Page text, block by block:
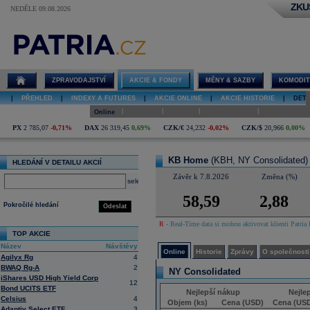
NEDĚLE 09.08.2026
KB Home
ZPRAVODAJSTVÍ AKCIE & FONDY MĚNY & SAZBY
PŘEHLED INDEXY A FUTURES AKCIE ONLINE AKCIE HISTORIE
Online
PX 2 785,07 -0,71% DAX 26 319,45 0,69% CZK/€ 24,232 -0,02% CZK/$ 20,966 0,00%
HLEDÁNÍ V DETAILU AKCIÍ
select
Odeslat
Pokročilé hledání
TOP AKCIE
Název
Návštěvy
Agilyx Rg
4
BWAQ Rg-A
2
iShares USD High Yield Corp
Bond UCITS ETF
12
Celsius
4
KB Home (KBH, NY Consolidated)
Závěr k 7.8.2026 Změna (%)
58,59 2,88
R - Real-Time data si mohou aktivovat klienti
Online Historie Zprávy O společnosti
NY Consolidated
Nejlepší nákup
Objem (ks)
Cena (USD)
Cena